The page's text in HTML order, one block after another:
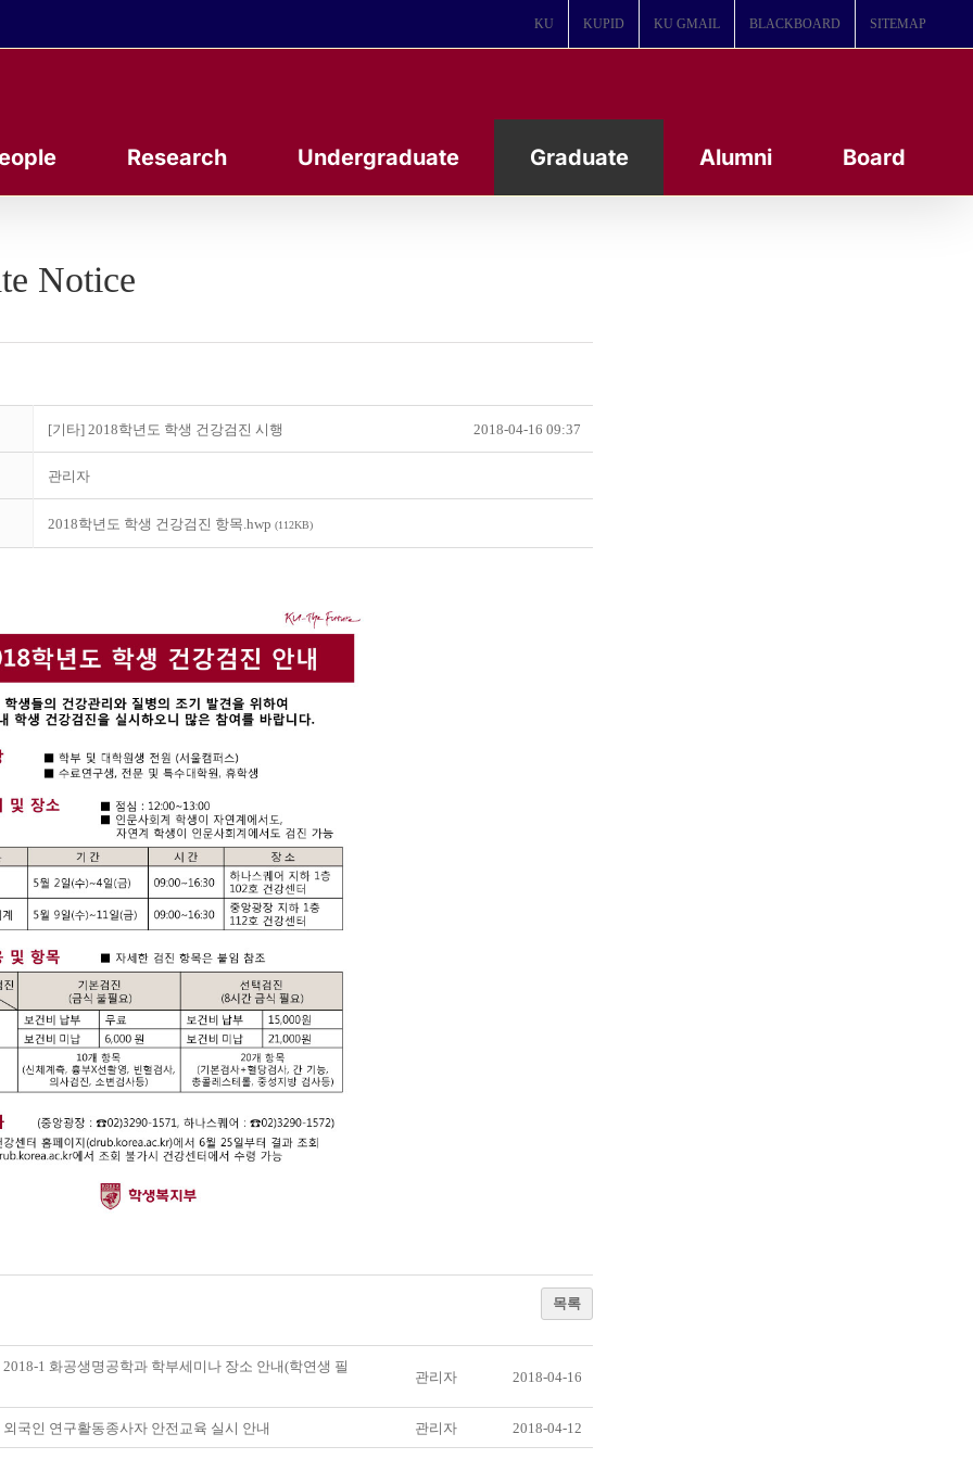
KU KUPID KU GMAIL BLACKBOARD SITEMAP
Research Undergraduate Graduate Alumni Board
Notice
[기타] 2018학년도 학생 건강검진 시행 2018-04-16 09:37
관리자
2018학년도 학생 건강검진 항목.hwp (112KB)
목록
1 화공생명공학과 학부세미나 장소 안내(학연생 필
관리자 2018-04-16
국인 연구활동종사자 안전교육 실시 안내 관리자 2018-04-12